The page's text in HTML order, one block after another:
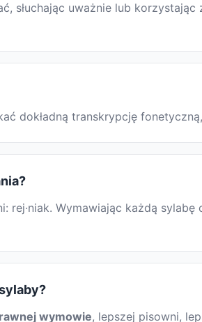
słuchając uważnie lub korzystając
dokładną transkrypcję
rej·niak. Wymawiając każdą
wymowie, lepszej pisowni,